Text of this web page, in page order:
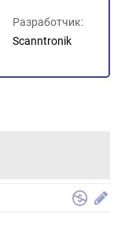
Разработчик:
Scanntronik